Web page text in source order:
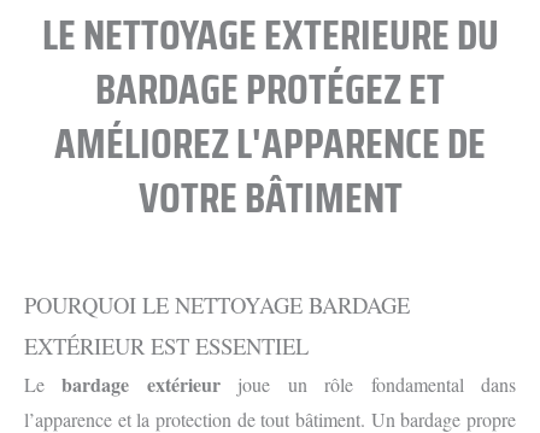
LE NETTOYAGE EXTERIEURE DU
BARDAGE PROTÉGEZ ET
AMÉLIOREZ L'APPARENCE DE
VOTRE BÂTIMENT
POURQUOI LE NETTOYAGE BARDAGE
EXTÉRIEUR EST ESSENTIEL
Lebardage extérieurjoue un rôle fondamental dans
l’apparence et la protection de tout bâtiment. Un bardage propre